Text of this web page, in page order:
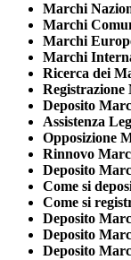
Marchi
Marchi
Marchi
Marchi
Ricerca dei
Registrazione
Deposito
Assistenza
Opposizione
Rinnovo
Deposito
Come si
Come si
Deposito
Deposito
Deposito